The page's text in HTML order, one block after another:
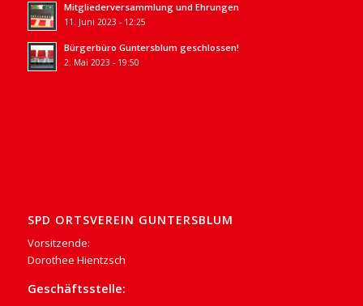
Mitgliederversammlung und Ehrungen
11. Juni 2023 - 12:25
Bürgerbüro Guntersblum geschlossen!
2. Mai 2023 - 19:50
SPD ORTSVEREIN GUNTERSBLUM
Vorsitzende:
Dorothee Hientzsch
Geschäftsstelle: